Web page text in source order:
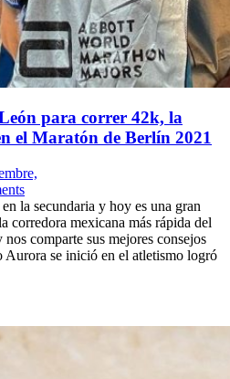
para correr 42k, la
el Maratón de Berlín 2021
la secundaria y hoy es una gran
corredora mexicana más rápida del
comparte sus mejores consejos
Aurora se inició en el atletismo logró